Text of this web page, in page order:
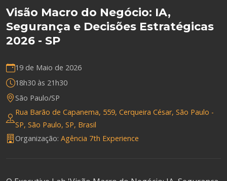
Visão Macro do Negócio: IA,
Segurança e Decisões Estratégicas
2026 - SP
19 de Maio de 2026
18h30 às 21h30
São Paulo/SP
Rua Barão de Capanema, 559, Cerqueira César, São Paulo -
SP, São Paulo, SP, Brasil
Organização: Agência 7th Experience